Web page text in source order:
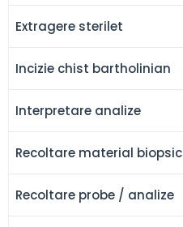
Extragere sterilet
Incizie chist bartholinian
Interpretare analize
Recoltare material biopsic
Recoltare probe / analize